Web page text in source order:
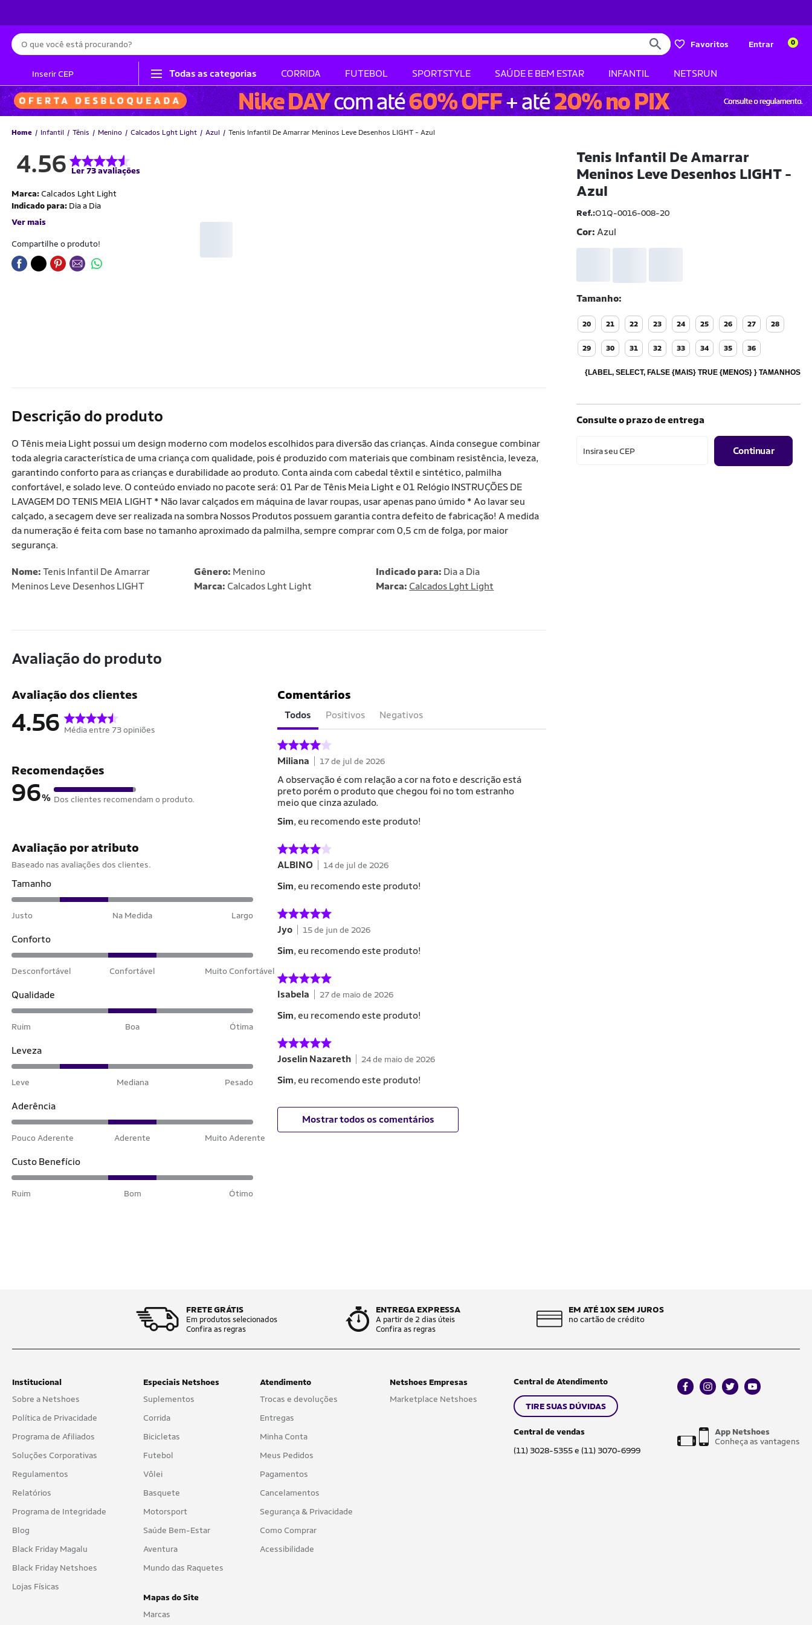
Busca
Favoritos Entrar 0
Inserir CEP Todas as categorias CORRIDA FUTEBOL SPORTSTYLE SAÚDE E BEM ESTAR INFANTIL NETSRUN
Home Infantil Tênis Menino Calcados Lght Light Azul Tenis Infantil De Amarrar Meninos Leve Desenhos LIGHT - Azul
4.56 Ler 73 avaliações
Marca: Calcados Lght Light
Indicado para: Dia a Dia
Ver mais
Compartilhe o produto!
Tenis Infantil De Amarrar
Meninos Leve Desenhos LIGHT -
Azul
Ref.:O1Q-0016-008-20
Cor:Azul
Tamanho
20 21 22 23 24 25 26 27 28
29 30 31 32 33 34 35 36
{LABEL, SELECT, FALSE {MAIS} TRUE {MENOS} } TAMANHOS
Consulte o prazo de entrega
Insira seu CEP Continuar
Descrição do produto
O Tênis meia Light possui um design moderno com modelos escolhidos para diversão das crianças. Ainda consegue combinar
toda alegria característica de uma criança com qualidade, pois é produzido com materiais que combinam resistência, leveza,
garantindo conforto para as crianças e durabilidade ao produto. Conta ainda com cabedal têxtil e sintético, palmilha
confortável, e solado leve. O conteúdo enviado no pacote será: 01 Par de Tênis Meia Light e 01 Relógio INSTRUÇÕES DE
LAVAGEM DO TENIS MEIA LIGHT * Não lavar calçados em máquina de lavar roupas, usar apenas pano úmido * Ao lavar seu
calçado, a secagem deve ser realizada na sombra Nossos Produtos possuem garantia contra defeito de fabricação! A medida
da numeração é feita com base no tamanho aproximado da palmilha, sempre comprar com 0,5 cm de folga, por maior
segurança.
Nome: Tenis Infantil De Amarrar
Meninos Leve Desenhos LIGHT
Gênero: Menino
Marca: Calcados Lght Light
Indicado para: Dia a Dia
Marca: Calcados Lght Light
Avaliação do produto
Avaliação dos clientes
4.56 Média entre 73 opiniões
Recomendações
96% Dos clientes recomendam o produto.
Avaliação por atributo
Baseado nas avaliações dos clientes.
Tamanho
Justo Na Medida Largo
Conforto
Desconfortável Confortável Muito Confortável
Qualidade
Ruim Boa Ótima
Leveza
Leve Mediana Pesado
Aderência
Pouco Aderente Aderente Muito Aderente
Custo Benefício
Ruim Bom Ótimo
Comentários
Todos Positivos Negativos
Miliana 17 de jul de 2026
A observação é com relação a cor na foto e descrição está
preto porém o produto que chegou foi no tom estranho
meio que cinza azulado.
Sim, eu recomendo este produto!
ALBINO 14 de jul de 2026
Sim, eu recomendo este produto!
Jyo 15 de jun de 2026
Sim, eu recomendo este produto!
Isabela 27 de maio de 2026
Sim, eu recomendo este produto!
Joselin Nazareth 24 de maio de 2026
Sim, eu recomendo este produto!
Mostrar todos os comentários
FRETE GRÁTIS
Em produtos selecionados
Confira as regras
ENTREGA EXPRESSA
A partir de 2 dias úteis
Confira as regras
EM ATÉ 10X SEM JUROS
no cartão de crédito
Institucional
Sobre a Netshoes
Política de Privacidade
Programa de Afiliados
Soluções Corporativas
Regulamentos
Relatórios
Programa de Integridade
Blog
Black Friday Magalu
Black Friday Netshoes
Lojas Físicas
Especiais Netshoes
Suplementos
Corrida
Bicicletas
Futebol
Vôlei
Basquete
Motorsport
Saúde Bem-Estar
Aventura
Mundo das Raquetes
Mapas do Site
Marcas
Atendimento
Trocas e devoluções
Entregas
Minha Conta
Meus Pedidos
Pagamentos
Cancelamentos
Segurança & Privacidade
Como Comprar
Acessibilidade
Netshoes Empresas
Marketplace Netshoes
Central de Atendimento
TIRE SUAS DÚVIDAS
Central de vendas
(11) 3028-5355 e (11) 3070-6999
facebookinstagram
twitteryoutube
App Netshoes
Conheça as vantagens